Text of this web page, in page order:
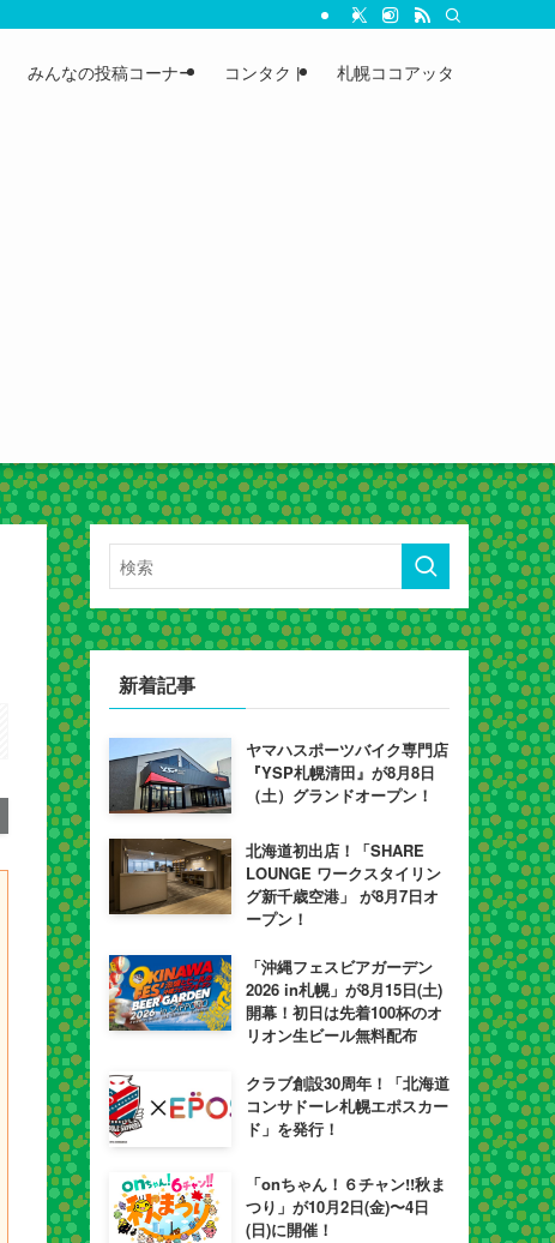
みんなの投稿コーナー コンタクト 札幌ココアッタ
新着記事
ヤマハスポーツバイク専門店
『YSP札幌清田』が8月8日
（土）グランドオープン！
北海道初出店！「SHARE
LOUNGE ワークスタイリン
グ新千歳空港」 が8月7日オ
ープン！
「沖縄フェスビアガーデン
2026 in札幌」が8月15日(土)
開幕！初日は先着100杯のオ
リオン生ビール無料配布
クラブ創設30周年！「北海道
コンサドーレ札幌エポスカー
ド」を発行！
「onちゃん！６チャン!!秋ま
つり」が10月2日(金)〜4日
(日)に開催！